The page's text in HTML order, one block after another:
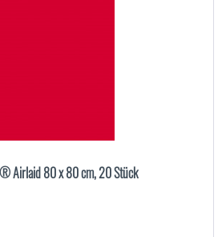
Airlaid 80 x 80 cm, 20 Stück